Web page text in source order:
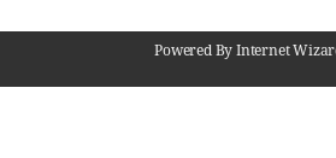
Powered By Internet